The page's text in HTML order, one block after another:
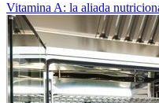
Vitamina A: la aliada